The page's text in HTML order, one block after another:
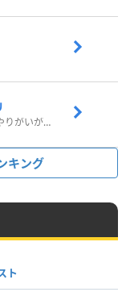
ペットを育ってポイ活しよう！可愛くやりがいがある新感覚アプリ
キング
ト